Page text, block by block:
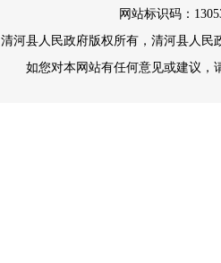
网站标识码：
清河县人民政府版权所有，清河县人
如您对本网站有任何意见或建议，